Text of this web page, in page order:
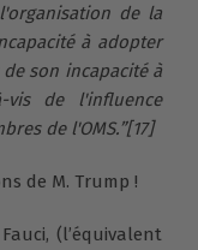
de la
à adopter
de son incapacité à
vis de l'influence
de l'OMS.”[17]
de M. Trump !
(l’équivalent